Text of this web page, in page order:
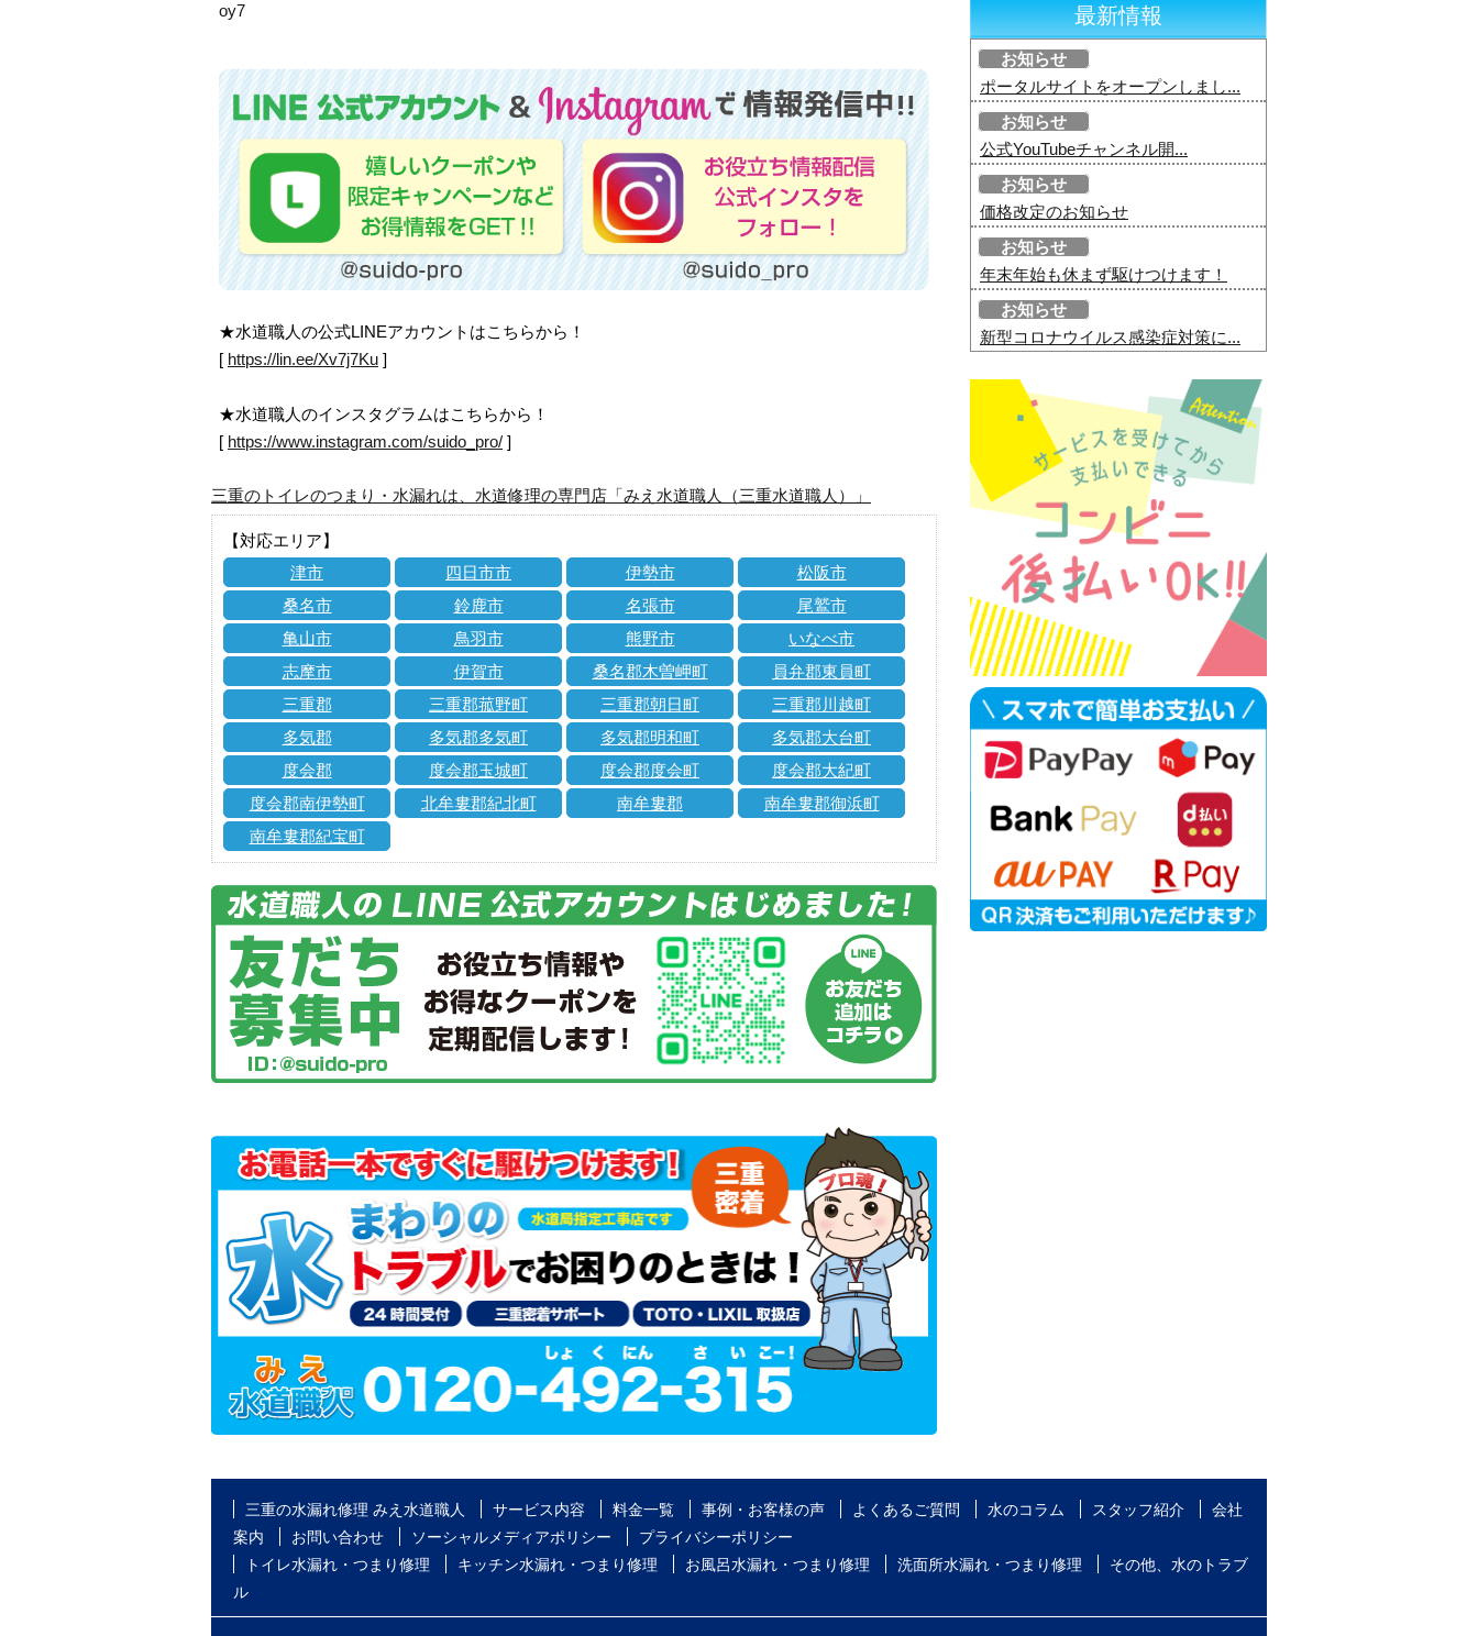
oy7
★水道職人の公式LINEアカウントはこちらから！
[ https://lin.ee/Xv7j7Ku ]
★水道職人のインスタグラムはこちらから！
[ https://www.instagram.com/suido_pro/ ]
三重のトイレのつまり・水漏れは、水道修理の専門店「みえ水道職人（三重水道職人）」
【対応エリア】
津市
四日市市 伊勢市
松阪市
桑名市
鈴鹿市 名張市
尾鷲市
亀山市
鳥羽市 熊野市
いなべ市
志摩市
伊賀市 桑名郡木曽岬町
員弁郡東員町
三重郡
三重郡菰野町 三重郡朝日町
三重郡川越町
多気郡
多気郡多気町 多気郡明和町
多気郡大台町
度会郡
度会郡玉城町 度会郡度会町
度会郡大紀町
度会郡南伊勢町
北牟婁郡紀北町 南牟婁郡
南牟婁郡御浜町
南牟婁郡紀宝町
最新情報
お知らせ
ポータルサイトをオープンしまし...
お知らせ
公式YouTubeチャンネル開...
お知らせ
価格改定のお知らせ
お知らせ
年末年始も休まず駆けつけます！
お知らせ
新型コロナウイルス感染症対策に...
三重の水漏れ修理 みえ水道職人 サービス内容 料金一覧 事例・お客様の声 よくあるご質問 水のコラム スタッフ紹介
会社
案内
お問い合わせ ソーシャルメディアポリシー
プライバシーポリシー
トイレ水漏れ・つまり修理
キッチン水漏れ・つまり修理 お風呂水漏れ・つまり修理 洗面所水漏れ・つまり修理
その他、水のトラブ
ル